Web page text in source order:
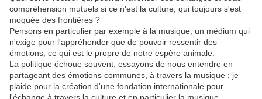
compréhension mutuels si ce n'est la culture, qui toujours s'est
moquée des frontières ?
Pensons en particulier par exemple à la musique, un médium qui
n'exige pour l'appréhender que de pouvoir ressentir des
émotions, ce qui est le propre de notre espère animale.
La politique échoue souvent, essayons de nous entendre en
partageant des émotions communes, à travers la musique ; je
plaide pour la création d'une fondation internationale pour